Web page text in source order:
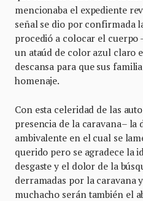
mencionaba el expediente
señal se dio por confirmada
procedió a colocar el cuerpo
un ataúd de color azul claro
descansa para que sus
homenaje.
Con esta celeridad de las
presencia de la caravana– la
ambivalente en el cual se
querido pero se agradece la
desgaste y el dolor de la
derramadas por la caravana
muchacho serán también el